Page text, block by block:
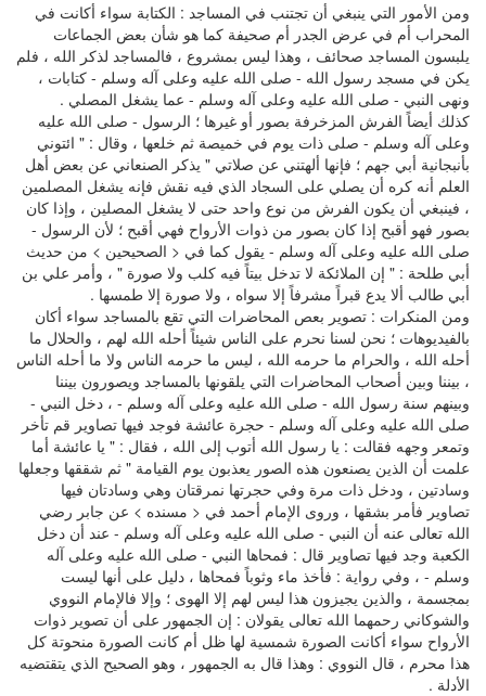
ومن الأمور التي ينبغي أن تجتنب في المساجد : الكتابة سواء أكانت في
المحراب أم في عرض الجدر أم صحيفة كما هو شأن بعض الجماعات
يلبسون المساجد صحائف ، وهذا ليس بمشروع ، فالمساجد لذكر الله ، فلم
يكن في مسجد رسول الله - صلى الله عليه وعلى آله وسلم - كتابات ،
ونهى النبي - صلى الله عليه وعلى آله وسلم - عما يشغل المصلي .
كذلك أيضاً الفرش المزخرفة بصور أو غيرها ؛ الرسول - صلى الله عليه
وعلى آله وسلم - صلى ذات يوم في خميصة ثم خلعها ، وقال : " ائتوني
بأنبجانية أبي جهم ؛ فإنها ألهتني عن صلاتي " يذكر الصنعاني عن بعض أهل
العلم أنه كره أن يصلي على السجاد الذي فيه نقش فإنه يشغل المصلمين
، فينبغي أن يكون الفرش من نوع واحد حتى لا يشغل المصلين ، وإذا كان
بصور فهو أقبح إذا كان بصور من ذوات الأرواح فهي أقبح ؛ لأن الرسول -
صلى الله عليه وعلى آله وسلم - يقول كما في < الصحيحين > من حديث
أبي طلحة : " إن الملائكة لا تدخل بيتاً فيه كلب ولا صورة " ، وأمر علي بن
أبي طالب ألا يدع قبراً مشرفاً إلا سواه ، ولا صورة إلا طمسها .
ومن المنكرات : تصوير بعص المحاضرات التي تقع بالمساجد سواء أكان
بالفيديوهات ؛ نحن لسنا نحرم على الناس شيئاً أحله الله لهم ، والحلال ما
أحله الله ، والحرام ما حرمه الله ، ليس ما حرمه الناس ولا ما أحله الناس
، بيننا وبين أصحاب المحاضرات التي يلقونها بالمساجد ويصورون بيننا
وبينهم سنة رسول الله - صلى الله عليه وعلى آله وسلم - ، دخل النبي -
صلى الله عليه وعلى آله وسلم - حجرة عائشة فوجد فيها تصاوير قم تأخر
وتمعر وجهه فقالت : يا رسول الله أتوب إلى الله ، فقال : " يا عائشة أما
علمت أن الذين يصنعون هذه الصور يعذبون يوم القيامة " ثم شققها وجعلها
وسادتين ، ودخل ذات مرة وفي حجرتها نمرقتان وهي وسادتان فيها
تصاوير فأمر بشقها ، وروى الإمام أحمد في < مسنده > عن جابر رضي
الله تعالى عنه أن النبي - صلى الله عليه وعلى آله وسلم - عند أن دخل
الكعبة وجد فيها تصاوير قال : فمحاها النبي - صلى الله عليه وعلى آله
وسلم - ، وفي رواية : فأخذ ماء وثوباً فمحاها ، دليل على أنها ليست
بمجسمة ، والذين يجيزون هذا ليس لهم إلا الهوى ؛ وإلا فالإمام النووي
والشوكاني رحمهما الله تعالى يقولان : إن الجمهور على أن تصوير ذوات
الأرواح سواء أكانت الصورة شمسية لها ظل أم كانت الصورة منحوتة كل
هذا محرم ، قال النووي : وهذا قال به الجمهور ، وهو الصحيح الذي يتقتضيه
الأدلة .